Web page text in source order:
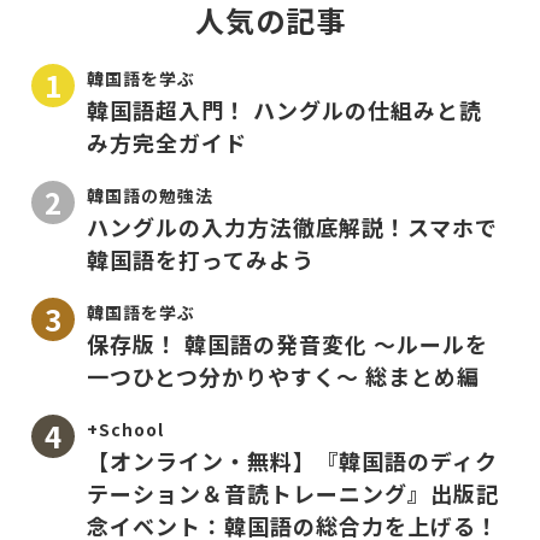
人気の記事
韓国語を学ぶ
韓国語超入門！ ハングルの仕組みと読
み方完全ガイド
韓国語の勉強法
ハングルの入力方法徹底解説！スマホで
韓国語を打ってみよう
韓国語を学ぶ
保存版！ 韓国語の発音変化 〜ルールを
一つひとつ分かりやすく〜 総まとめ編
+School
【オンライン・無料】『韓国語のディク
テーション＆音読トレーニング』出版記
念イベント：韓国語の総合力を上げる！